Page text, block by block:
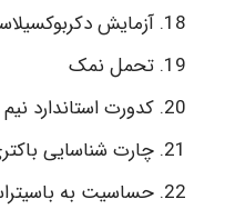
آزمایش
تحمل نمک
کدورت استاندارد
چارت شناسایی
حساسیت به